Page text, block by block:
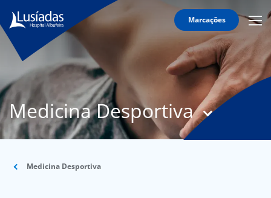
Marcações
Icon
Lusíadas
Hospitais
e
Clínicas
Clínico
Medicina Desportiva
Medicina Desportiva